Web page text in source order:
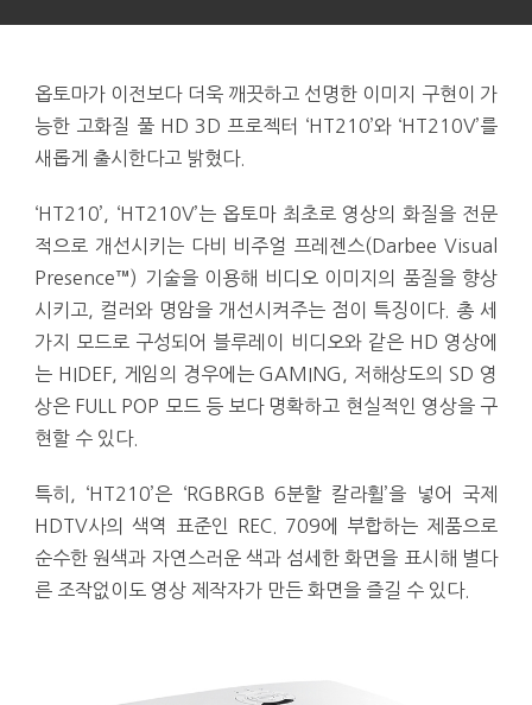
옵토마가 이전보다 더욱 깨끗하고 선명한 이미지 구현이 가
능한 고화질 풀 HD 3D 프로젝터 ‘HT210’와 ‘HT210V’를
새롭게 출시한다고 밝혔다.
‘HT210’, ‘HT210V’는 옵토마 최초로 영상의 화질을 전문
적으로 개선시키는 다비 비주얼 프레젠스(Darbee Visual
Presence™) 기술을 이용해 비디오 이미지의 품질을 향상
시키고, 컬러와 명암을 개선시켜주는 점이 특징이다. 총 세
가지 모드로 구성되어 블루레이 비디오와 같은 HD 영상에
는 HIDEF, 게임의 경우에는 GAMING, 저해상도의 SD 영
상은 FULL POP 모드 등 보다 명확하고 현실적인 영상을 구
현할 수 있다.
특히, ‘HT210’은 ‘RGBRGB 6분할 칼라휠’을 넣어 국제
HDTV사의 색역 표준인 REC. 709에 부합하는 제품으로
순수한 원색과 자연스러운 색과 섬세한 화면을 표시해 별다
른 조작없이도 영상 제작자가 만든 화면을 즐길 수 있다.